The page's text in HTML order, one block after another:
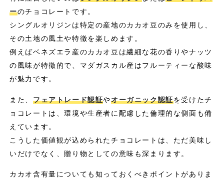
ーのチョコレートです。
シングルオリジンは特定の産地のカカオ豆のみを使用し、
その土地の風土や特徴を楽しめます。
例えばベネズエラ産のカカオ豆は繊細な花の香りやナッツ
の風味が特徴的で、マダガスカル産はフルーティーな酸味
が魅力です。
また、 フェアトレード認証やオーガニック認証を受けたチ
ョコレートは、環境や生産者に配慮した倫理的な側面も備
えています。
こうした価値観が込められたチョコレートは、ただ美味し
いだけでなく、贈り物としての意味も深まります。
カカオ含有量についても知っておくべきポイントがありま